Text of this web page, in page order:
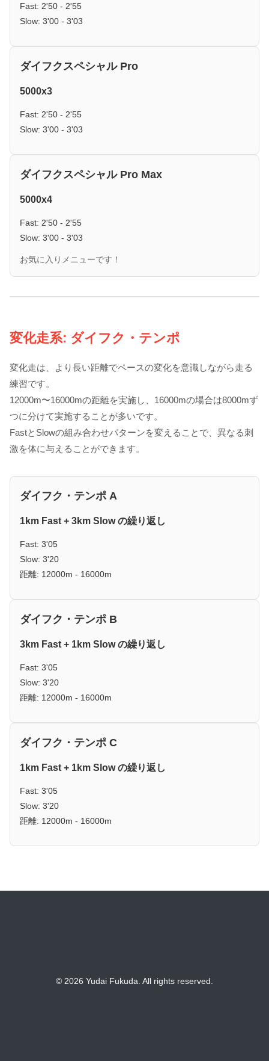
Fast: 2'50 - 2'55
Slow: 3'00 - 3'03
ダイフクスペシャル Pro
5000x3
Fast: 2'50 - 2'55
Slow: 3'00 - 3'03
ダイフクスペシャル Pro Max
5000x4
Fast: 2'50 - 2'55
Slow: 3'00 - 3'03
お気に入りメニューです！
変化走系: ダイフク・テンポ
変化走は、より長い距離でペースの変化を意識しながら走る
練習です。
12000m〜16000mの距離を実施し、16000mの場合は8000mず
つに分けて実施することが多いです。
FastとSlowの組み合わせパターンを変えることで、異なる刺
激を体に与えることができます。
ダイフク・テンポ A
1km Fast + 3km Slow の繰り返し
Fast: 3'05
Slow: 3'20
距離: 12000m - 16000m
ダイフク・テンポ B
3km Fast + 1km Slow の繰り返し
Fast: 3'05
Slow: 3'20
距離: 12000m - 16000m
ダイフク・テンポ C
1km Fast + 1km Slow の繰り返し
Fast: 3'05
Slow: 3'20
距離: 12000m - 16000m
© 2026 Yudai Fukuda. All rights reserved.